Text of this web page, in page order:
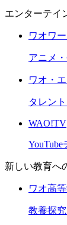
エンターテイ
ワオワ
アニメ
ワオ・
タレン
WAO!TV
新しい教育へ
ワオ高
教養探